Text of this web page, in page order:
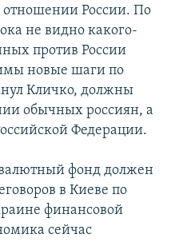
России. По
не видно какого-
против России
новые шаги по
Кличко, должны
обычных россиян, а
Федерации.
фонд должен
в Киеве по
финансовой
сейчас